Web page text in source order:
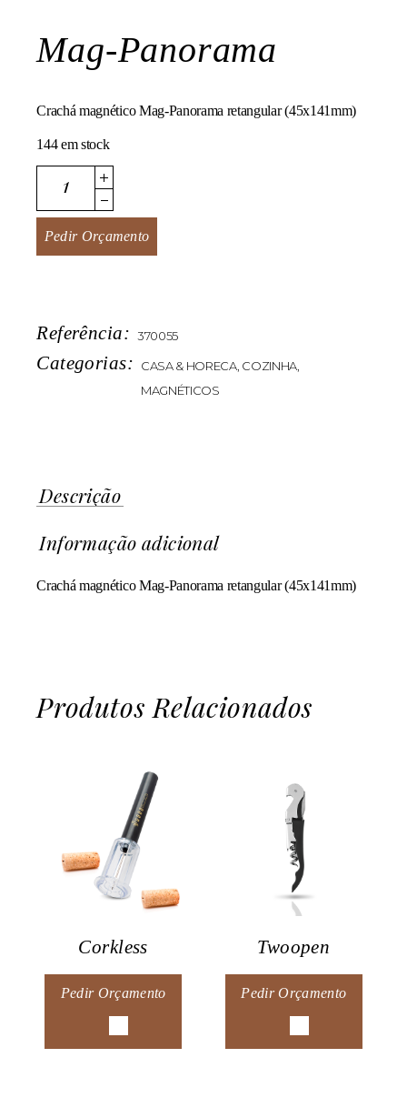
Mag-Panorama
Crachá magnético Mag-Panorama retangular (45x141mm)
144 em stock
Mag-Panorama quantity
Pedir Orçamento
Referência: 370055
Categorias: CASA & HORECA, COZINHA,
MAGNÉTICOS
Descrição
Informação adicional
Crachá magnético Mag-Panorama retangular (45x141mm)
Produtos Relacionados
Corkless
Pedir Orçamento
Twoopen
Pedir Orçamento